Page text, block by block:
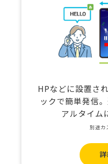
HPなどに設置さ
ックで簡単発信
アルタイム
別途カ